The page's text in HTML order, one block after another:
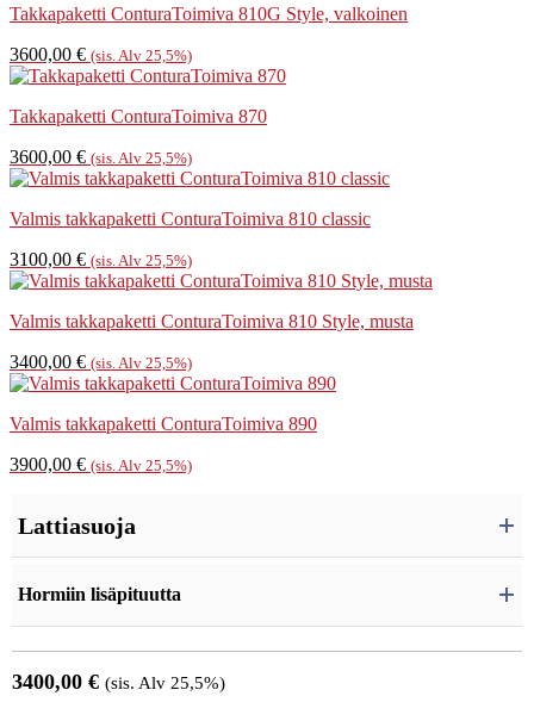
Takkapaketti ConturaToimiva 810G Style, valkoinen
3600,00 € (sis. Alv 25,5%)
Takkapaketti ConturaToimiva 870
3600,00 € (sis. Alv 25,5%)
Valmis takkapaketti ConturaToimiva 810 classic
3100,00 € (sis. Alv 25,5%)
Valmis takkapaketti ConturaToimiva 810 Style, musta
3400,00 € (sis. Alv 25,5%)
Valmis takkapaketti ConturaToimiva 890
3900,00 € (sis. Alv 25,5%)
Lattiasuoja
Hormiin lisäpituutta
3400,00 € (sis. Alv 25,5%)